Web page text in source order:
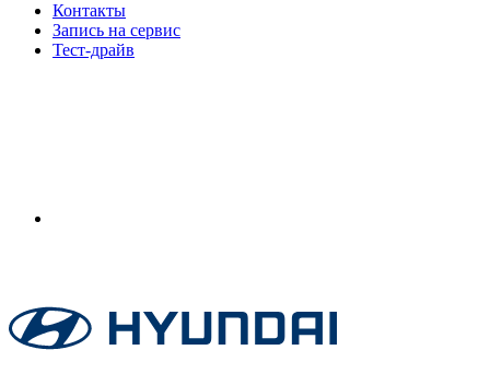
Контакты
Запись на сервис
Тест-драйв